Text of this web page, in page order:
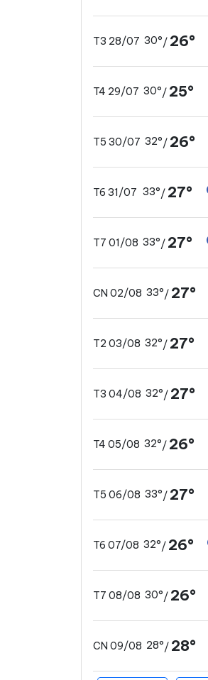
T3 28/07 30°/ 26°
T4 29/07 30°/ 25°
T5 30/07 32°/ 26°
T6 31/07 33°/ 27°
T7 01/08 33°/ 27°
CN 02/08 33°/ 27°
T2 03/08 32°/ 27°
T3 04/08 32°/ 27°
T4 05/08 32°/ 26°
T5 06/08 33°/ 27°
T6 07/08 32°/ 26°
T7 08/08 30°/ 26°
CN 09/08 28°/ 28°